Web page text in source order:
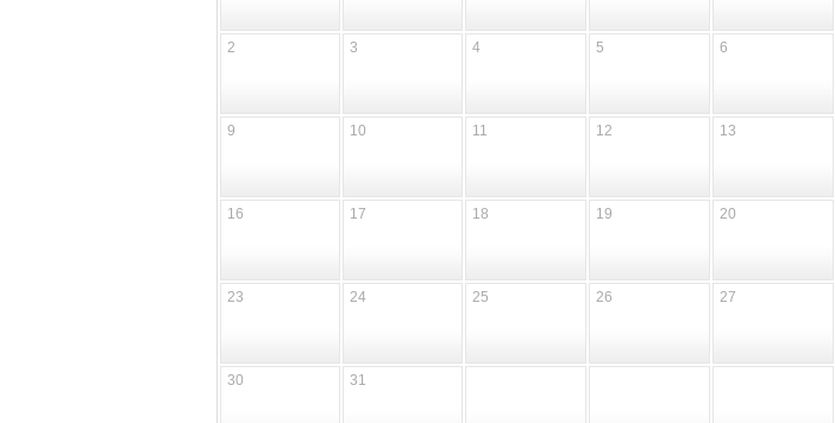
2 3 4 5 6
9 10 11 12 13
16 17 18 19 20
23 24 25 26 27
30 31